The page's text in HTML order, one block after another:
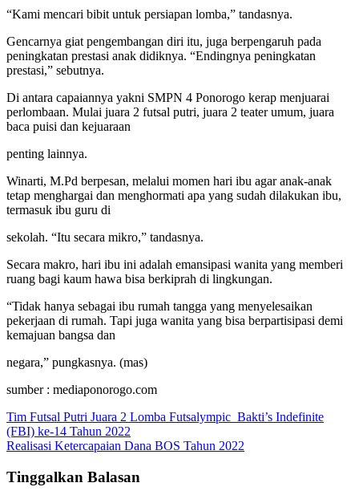
“Kami mencari bibit untuk persiapan lomba,” tandasnya.
Gencarnya giat pengembangan diri itu, juga berpengaruh pada
peningkatan prestasi anak didiknya. “Endingnya peningkatan
prestasi,” sebutnya.
Di antara capaiannya yakni SMPN 4 Ponorogo kerap menjuarai
perlombaan. Mulai juara 2 futsal putri, juara 2 teater umum, juara
baca puisi dan kejuaraan
penting lainnya.
Winarti, M.Pd berpesan, melalui momen hari ibu agar anak-anak
tetap menghargai dan menghormati apa yang sudah dilakukan ibu,
termasuk ibu guru di
sekolah. “Itu secara mikro,” tandasnya.
Secara makro, hari ibu ini adalah emansipasi wanita yang memberi
ruang bagi kaum hawa bisa berkiprah di lingkungan.
“Tidak hanya sebagai ibu rumah tangga yang menyelesaikan
pekerjaan di rumah. Tapi juga wanita yang bisa berpartisipasi demi
kemajuan bangsa dan
negara,” pungkasnya. (mas)
sumber : mediaponorogo.com
Navigasi
pos
Tim Futsal Putri Juara 2 Lomba Futsalympic Bakti’s Indefinite
(FBI) ke-14 Tahun 2022
Realisasi Ketercapaian Dana BOS Tahun 2022
Tinggalkan Balasan